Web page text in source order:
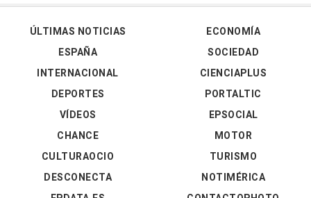
ÚLTIMAS NOTICIAS
ESPAÑA
INTERNACIONAL
DEPORTES
VÍDEOS
ECONOMÍA
SOCIEDAD
CIENCIAPLUS
PORTALTIC
EPSOCIAL
CHANCE
CULTURAOCIO
DESCONECTA
MOTOR
TURISMO
NOTIMÉRICA